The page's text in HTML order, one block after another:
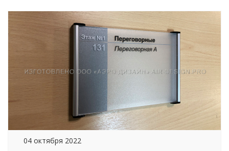
04 октября 2022